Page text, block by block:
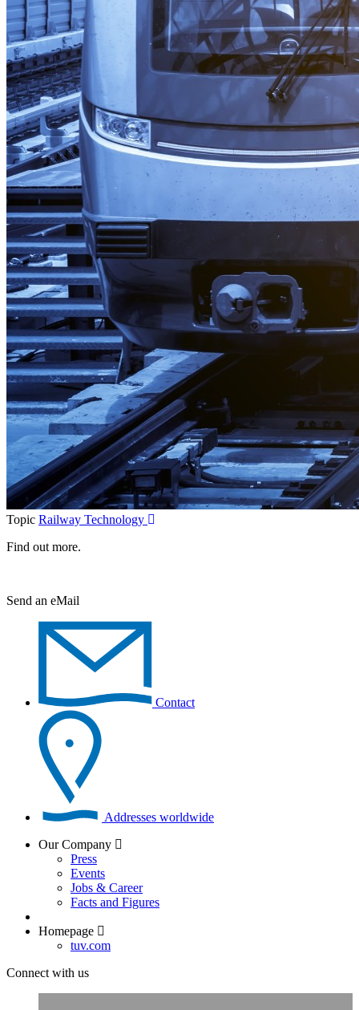
Topic Railway Technology
Find out more.
Send an eMail
Contact
Addresses worldwide
Our Company
Press
Events
Jobs & Career
Facts and Figures
Homepage
tuv.com
Connect with us